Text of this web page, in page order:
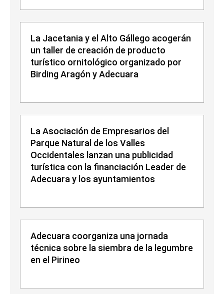
La Jacetania y el Alto Gállego acogerán
un taller de creación de producto
turístico ornitológico organizado por
Birding Aragón y Adecuara
La Asociación de Empresarios del
Parque Natural de los Valles
Occidentales lanzan una publicidad
turística con la financiación Leader de
Adecuara y los ayuntamientos
Adecuara coorganiza una jornada
técnica sobre la siembra de la legumbre
en el Pirineo